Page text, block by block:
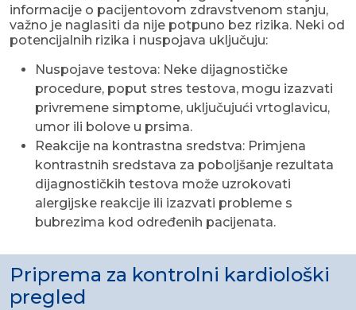
informacije o pacijentovom zdravstvenom stanju,
važno je naglasiti da nije potpuno bez rizika. Neki od
potencijalnih rizika i nuspojava uključuju:
Nuspojave testova: Neke dijagnostičke
procedure, poput stres testova, mogu izazvati
privremene simptome, uključujući vrtoglavicu,
umor ili bolove u prsima.
Reakcije na kontrastna sredstva: Primjena
kontrastnih sredstava za poboljšanje rezultata
dijagnostičkih testova može uzrokovati
alergijske reakcije ili izazvati probleme s
bubrezima kod određenih pacijenata.
Priprema za kontrolni kardiološki
pregled